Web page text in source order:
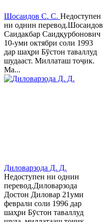
Шосаидов С. С. Недоступен
ни однин перевод.Шосаидов
Саидакбар Саидқурбонович
10-уми октябри соли 1993
дар шаҳри Бўстон таваллуд
шудааст. Миллаташ тоҷик.
Ма...
Диловарзода Д. Д.
Недоступен ни однин
перевод.Диловарзода
Достон Диловар 21уми
феврали соли 1996 дар
шаҳри Бӯстон таваллуд